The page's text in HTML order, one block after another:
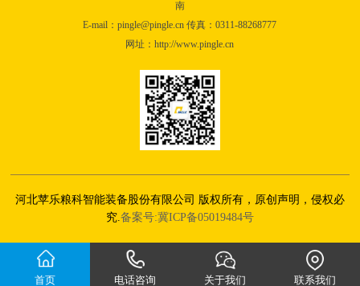
南
E-mail：pingle@pingle.cn 传真：0311-88268777
网址：http://www.pingle.cn
河北苹乐粮科智能装备股份有限公司 版权所有，原创声明，侵权必
究.备案号:冀ICP备05019484号
首页 电话咨询 关于我们 联系我们